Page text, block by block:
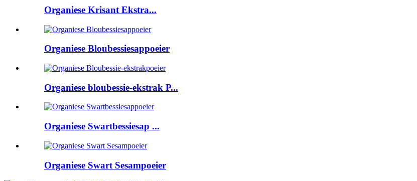
Organiese Krisant Ekstra...
Organiese Bloubessiesappoeier
Organiese bloubessie-ekstrak P...
Organiese Swartbessiesap ...
Organiese Swart Sesampoeier